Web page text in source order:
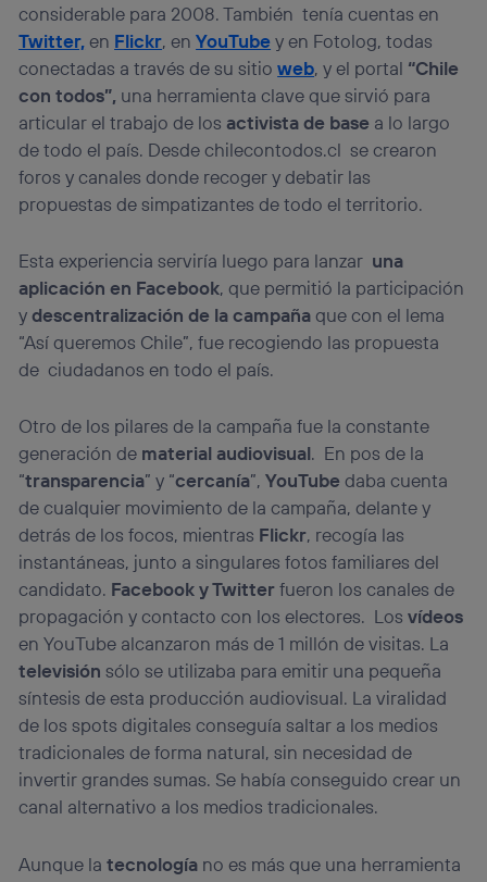
considerable para 2008. También tenía cuentas en
Twitter,en Flickr, enYouTubey en Fotolog, todas
conectadas a través de su sitioweb, y el portal “Chile
con todos”, una herramienta clave que sirvió para
articular el trabajo de los activista de base a lo largo
de todo el país. Desde chilecontodos.cl se crearon
foros y canales donde recoger y debatir las
propuestas de simpatizantes de todo el territorio.
Esta experiencia serviría luego para lanzar una
aplicación en Facebook, que permitió la participación
ydescentralización de la campañaque con el lema
“Así queremos Chile”, fue recogiendo las propuesta
de ciudadanos en todo el país.
Otro de los pilares de la campaña fue la constante
generación de material audiovisual. En pos de la
“transparencia” y “cercanía”,YouTubedaba cuenta
de cualquier movimiento de la campaña, delante y
detrás de los focos, mientras Flickr, recogía las
instantáneas, junto a singulares fotos familiares del
candidato. Facebook y Twitterfueron los canales de
propagación y contacto con los electores. Losvídeos
en YouTube alcanzaron más de 1 millón de visitas. La
televisión sólo se utilizaba para emitir una pequeña
síntesis de esta producción audiovisual. La viralidad
de los spots digitales conseguía saltar a los medios
tradicionales de forma natural, sin necesidad de
invertir grandes sumas. Se había conseguido crear un
canal alternativo a los medios tradicionales.
Aunque latecnología no es más que una herramienta